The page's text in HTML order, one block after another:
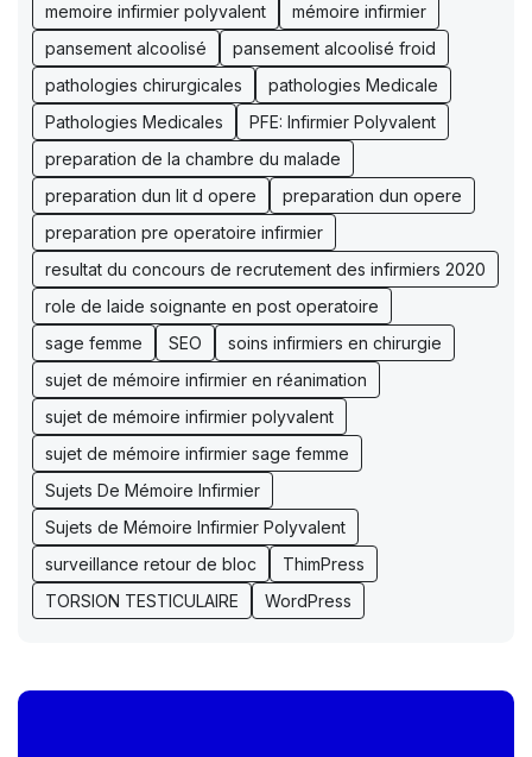
memoire infirmier polyvalent
mémoire infirmier
pansement alcoolisé
pansement alcoolisé froid
pathologies chirurgicales
pathologies Medicale
Pathologies Medicales
PFE: Infirmier Polyvalent
preparation de la chambre du malade
preparation dun lit d opere
preparation dun opere
preparation pre operatoire infirmier
resultat du concours de recrutement des infirmiers 2020
role de laide soignante en post operatoire
sage femme
SEO
soins infirmiers en chirurgie
sujet de mémoire infirmier en réanimation
sujet de mémoire infirmier polyvalent
sujet de mémoire infirmier sage femme
Sujets De Mémoire Infirmier
Sujets de Mémoire Infirmier Polyvalent
surveillance retour de bloc
ThimPress
TORSION TESTICULAIRE
WordPress